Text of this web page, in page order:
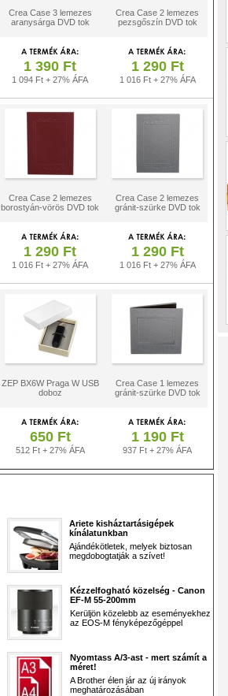
Crea Case 3 lemezes
aranysárga DVD tok
Crea Case 2 lemezes
pezsgőszín DVD tok
1 390 Ft
1 094 Ft + 27% ÁFA
1 290 Ft
1 016 Ft + 27% ÁFA
Crea Case 2 lemezes
borostyán-vörös DVD tok
Crea Case 2 lemezes
gránit-szürke DVD tok
1 290 Ft
1 016 Ft + 27% ÁFA
1 290 Ft
1 016 Ft + 27% ÁFA
ZEP BX6W Praga W USB
doboz
Crea Case 1 lemezes
gránit-szürke DVD tok
650 Ft
512 Ft + 27% ÁFA
1 190 Ft
937 Ft + 27% ÁFA
Ariete kisháztartásigépek
kínálatunkban
Ajándékötletek, melyek biztosan
megdobogtatják a szívet!
Kézzelfogható közelség - Canon
EF-M 55-200mm
Kerüljön közelebb az eseményekhez
az EOS-M fényképezőgéppel
Nyomtass A/3-ast - mert számít a
méret!
A Brother élen jár az új irányok
meghatározásában